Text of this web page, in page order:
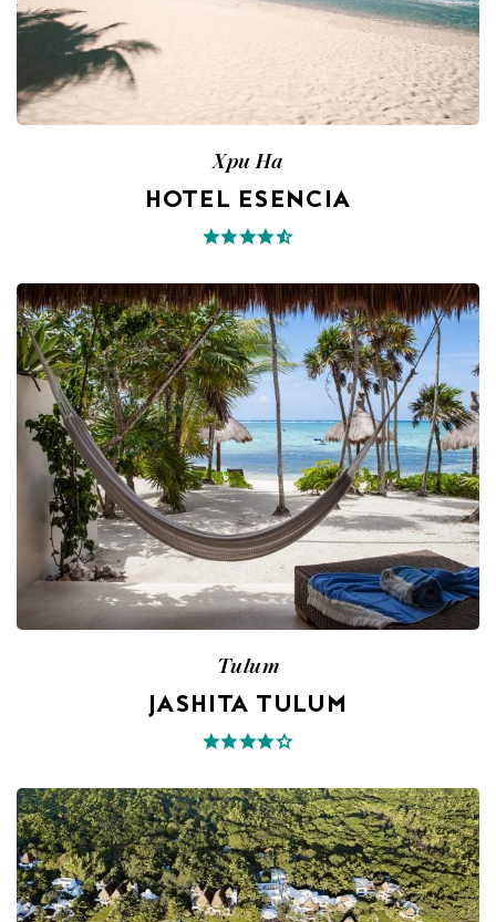
Xpu Ha
HOTEL ESENCIA
Tulum
JASHITA TULUM